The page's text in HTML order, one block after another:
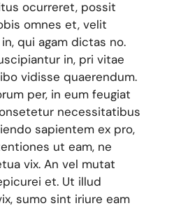
ocurreret, possit
omnes et, velit
qui agam dictas no.
in, pri vitae
vidisse quaerendum.
per, in eum feugiat
necessitatibus
sapientem ex pro,
ut eam, ne
vix. An vel mutat
et. Ut illud
sumo sint iriure eam